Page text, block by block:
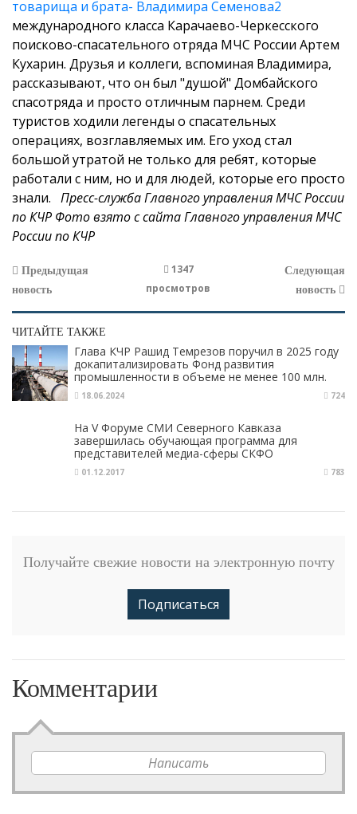
международного класса Карачаево-Черкесского
поисково-спасательного отряда МЧС России Артем
Кухарин. Друзья и коллеги, вспоминая Владимира,
рассказывают, что он был "душой" Домбайского
спасотряда и просто отличным парнем. Среди
туристов ходили легенды о спасательных
операциях, возглавляемых им. Его уход стал
большой утратой не только для ребят, которые
работали с ним, но и для людей, которые его просто
знали. Пресс-служба Главного управления МЧС России
по КЧР Фото взято с сайта Главного управления МЧС
России по КЧР
Предыдущая
новость
1347
просмотров
Следующая
новость
ЧИТАЙТЕ ТАКЖЕ
Глава КЧР Рашид Темрезов поручил в 2025 году
докапитализировать Фонд развития
промышленности в объеме не менее 100 млн.
рублей
18.06.2024 724
На V Форуме СМИ Северного Кавказа
завершилась обучающая программа для
представителей медиа-сферы СКФО
01.12.2017 783
Получайте свежие новости на электронную почту
Подписаться
Комментарии
Написать